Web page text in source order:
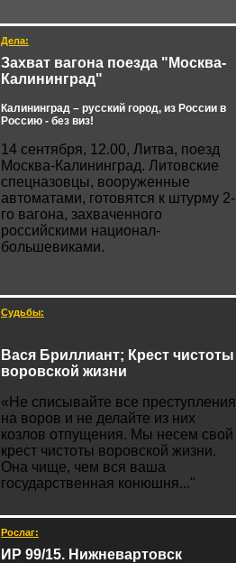
Дела:
Захват вагона поезда "Москва-
Калининград"
Калининград – русский город, из России в
Россию - без виз!
14 сентября, 12.00, Литва, поезд
Москва-Калининград. Литовские
спецназовцы, вооруженные
автоматами, готовятся к штурму 2-
го вагона, захваченного
российскими национал-
большевиками.
Судьбы:
Вася Бриллиант; Крест чистоты
воровской жизни
«Не списывайте все преступления
на воров и не делайте из них
козлов отпущения. Мы несем свой
крест чистоты воровской жизни.
Она чище, чем вся ваша
государственная конюшня..."
Рослаг:
ИР 99/15. Нижневартовск